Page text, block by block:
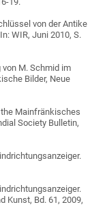
von der Antike
WIR, Juni 2010, S.
M. Schmid im
Bilder, Neue
Mainfränkisches
Society Bulletin,
Kunst, Bd. 61, 2009,